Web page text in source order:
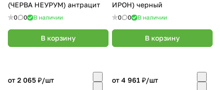
(ЧЕРВА НЕУРУМ) антрацит
0 0 В наличии
В корзину
ИРОН) черный
0 0 В наличии
В корзину
от 2 065 ₽/шт
от 4 961 ₽/шт